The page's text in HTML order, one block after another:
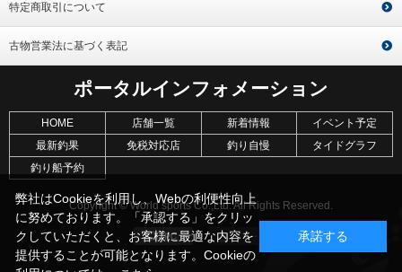
特定商取引について
古物営業法に基づく表記
ポータルインフォメーション
HOME 店舗一覧 新着情報
イベント予定
最新釣果
免税対応店 釣り自慢
タイドグラフ
釣り船予約
Copyright © World sports Co.,Ltd. All Rights Reserved.
弊社はCookieを利用し、Webの利便性向上
に努めております。「承認する」をクリッ
クしていただくと、お客様に最適な内容を
提供することが可能となります。Cookieの
承諾する